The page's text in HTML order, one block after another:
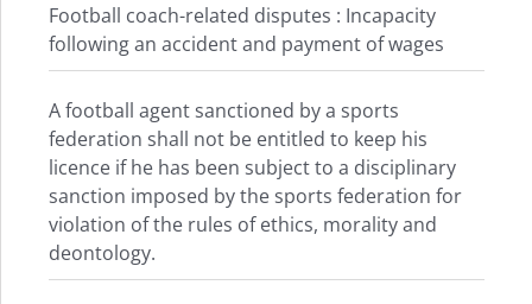
Football coach-related disputes : Incapacity
following an accident and payment of wages
A football agent sanctioned by a sports
federation shall not be entitled to keep his
licence if he has been subject to a disciplinary
sanction imposed by the sports federation for
violation of the rules of ethics, morality and
deontology.